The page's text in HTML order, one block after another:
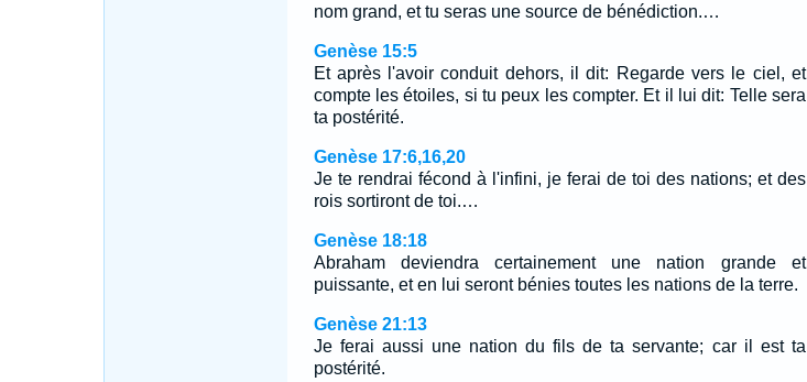
nom grand, et tu seras une source de bénédiction.…
Genèse 15:5
Et après l'avoir conduit dehors, il dit: Regarde vers le ciel, et
compte les étoiles, si tu peux les compter. Et il lui dit: Telle sera
ta postérité.
Genèse 17:6,16,20
Je te rendrai fécond à l'infini, je ferai de toi des nations; et des
rois sortiront de toi.…
Genèse 18:18
Abraham deviendra certainement une nation grande et
puissante, et en lui seront bénies toutes les nations de la terre.
Genèse 21:13
Je ferai aussi une nation du fils de ta servante; car il est ta
postérité.